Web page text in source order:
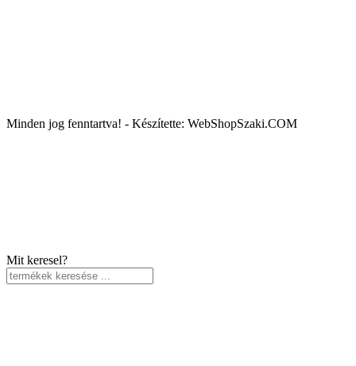
Minden jog fenntartva! - Készítette: WebShopSzaki.COM
Mit keresel?